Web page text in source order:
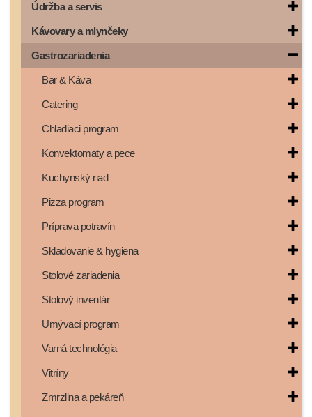
Údržba a servis
Kávovary a mlynčeky
Gastrozariadenia
Bar & Káva
Catering
Chladiaci program
Konvektomaty a pece
Kuchynský riad
Pizza program
Príprava potravín
Skladovanie & hygiena
Stolové zariadenia
Stolový inventár
Umývací program
Varná technológia
Vitríny
Zmrzlina a pekáreň